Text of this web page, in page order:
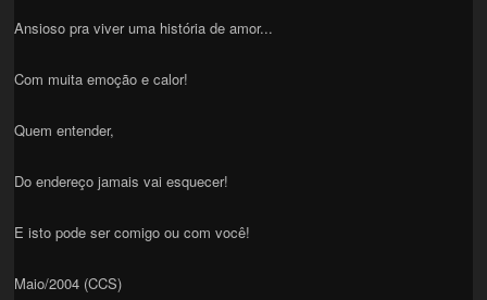
Ansioso pra viver uma história de amor...
Com muita emoção e calor!
Quem entender,
Do endereço jamais vai esquecer!
E isto pode ser comigo ou com você!
Maio/2004 (CCS)